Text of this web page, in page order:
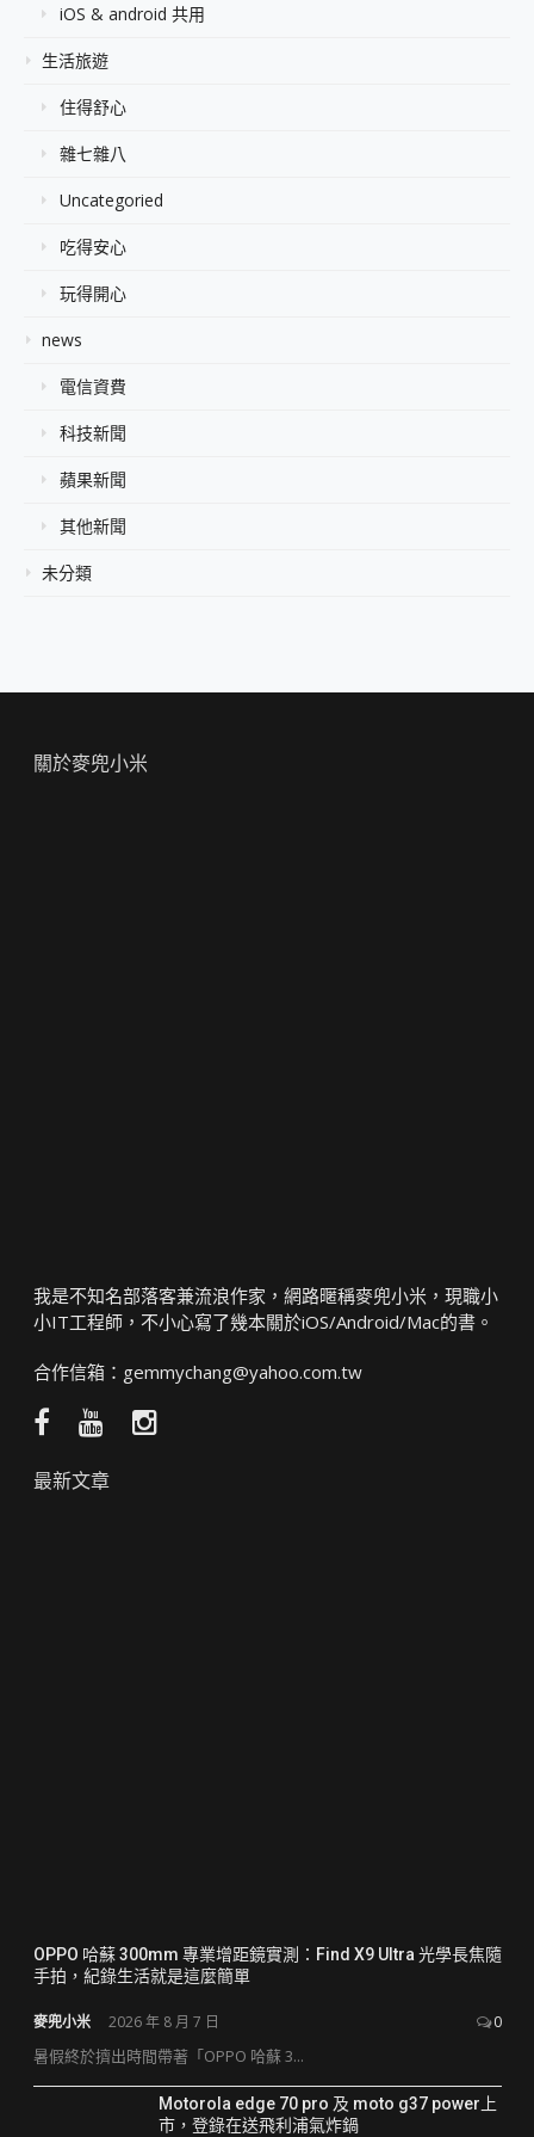
iOS & android 共用
生活旅遊
住得舒心
雜七雜八
Uncategoried
吃得安心
玩得開心
news
電信資費
科技新聞
蘋果新聞
其他新聞
未分類
關於麥兜小米
我是不知名部落客兼流浪作家，網路暱稱麥兜小米，現職小
小IT工程師，不小心寫了幾本關於iOS/Android/Mac的書。
合作信箱： gemmychang@yahoo.com.tw
Facebook
團
YouTube
頻
Instagram
最新文章
OPPO 哈蘇 300mm 專業增距鏡實測：Find X9 Ultra 光學長焦隨
手拍，紀錄生活就是這麼簡單
麥兜小米 2026 年 8 月 7 日 0
暑假終於擠出時間帶著「OPPO 哈蘇 3...
Motorola edge 70 pro 及 moto g37 power上
市，登錄在送飛利浦氣炸鍋